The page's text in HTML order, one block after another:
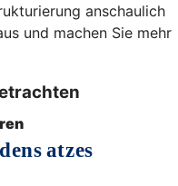
anschaulich
und machen Sie mehr